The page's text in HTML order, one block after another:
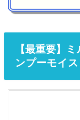
【最重要】
ンプーモイ